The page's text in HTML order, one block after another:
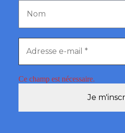
Ce champ est nécessaire.